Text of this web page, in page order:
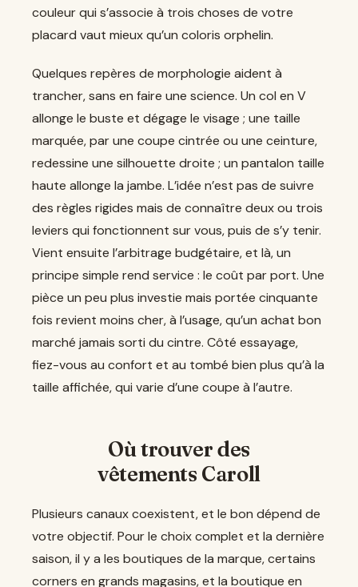
couleur qui s’associe à trois choses de votre
placard vaut mieux qu’un coloris orphelin.
Quelques repères de morphologie aident à
trancher, sans en faire une science. Un col en V
allonge le buste et dégage le visage ; une taille
marquée, par une coupe cintrée ou une ceinture,
redessine une silhouette droite ; un pantalon taille
haute allonge la jambe. L’idée n’est pas de suivre
des règles rigides mais de connaître deux ou trois
leviers qui fonctionnent sur vous, puis de s’y tenir.
Vient ensuite l’arbitrage budgétaire, et là, un
principe simple rend service : le coût par port. Une
pièce un peu plus investie mais portée cinquante
fois revient moins cher, à l’usage, qu’un achat bon
marché jamais sorti du cintre. Côté essayage,
fiez-vous au confort et au tombé bien plus qu’à la
taille affichée, qui varie d’une coupe à l’autre.
Où trouver des
vêtements Caroll
Plusieurs canaux coexistent, et le bon dépend de
votre objectif. Pour le choix complet et la dernière
saison, il y a les boutiques de la marque, certains
corners en grands magasins, et la boutique en